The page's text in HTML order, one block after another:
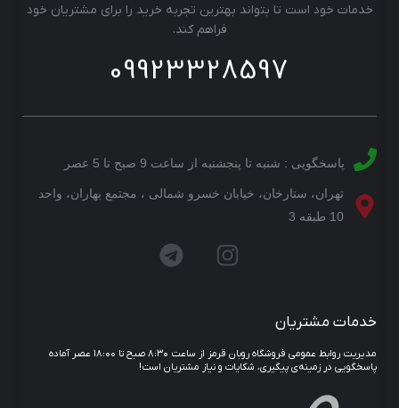
خدمات خود است تا بتواند بهترین تجربه خرید را برای مشتریان خود
فراهم کند.
09923328597
پاسخگویی : شنبه تا پنجشنبه از ساعت 9 صبح تا 5 عصر
تهران، ستارخان، خیابان خسرو شمالی ، مجتمع بهاران، واحد
10 طبقه 3
خدمات مشتریان
مدیریت روابط عمومی فروشگاه روبان قرمز از ساعت ۸:۳۰ صبح تا ۱۸:۰۰ عصر آماده
پاسخگویی در زمینه‌ی پیگیری، شکایات و نیاز مشتریان است!